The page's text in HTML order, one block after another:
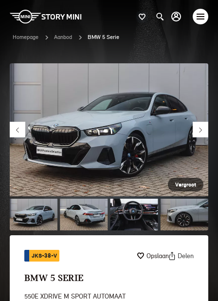
STORY MINI
Homepage Aanbod BMW 5 Serie
Vergroot
JKS-38-V Opslaan Delen
BMW 5 SERIE
550E XDRIVE M SPORT AUTOMAAT